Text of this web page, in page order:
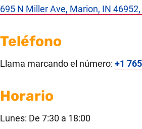
695 N Miller Ave, Marion, IN
Teléfono
Llama marcando el número: +1
Horario
Lunes: De 7:30 a 18:00